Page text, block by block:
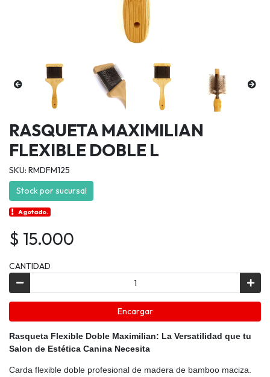
RASQUETA MAXIMILIAN
FLEXIBLE DOBLE L
SKU: RMDFM125
Stock por sucursal
Agotado.
$ 15.000
CANTIDAD
Encargar
Rasqueta Flexible Doble Maximilian: La Versatilidad que tu
Salon de Estética Canina Necesita
Carda flexible doble profesional de madera de bamboo maciza.